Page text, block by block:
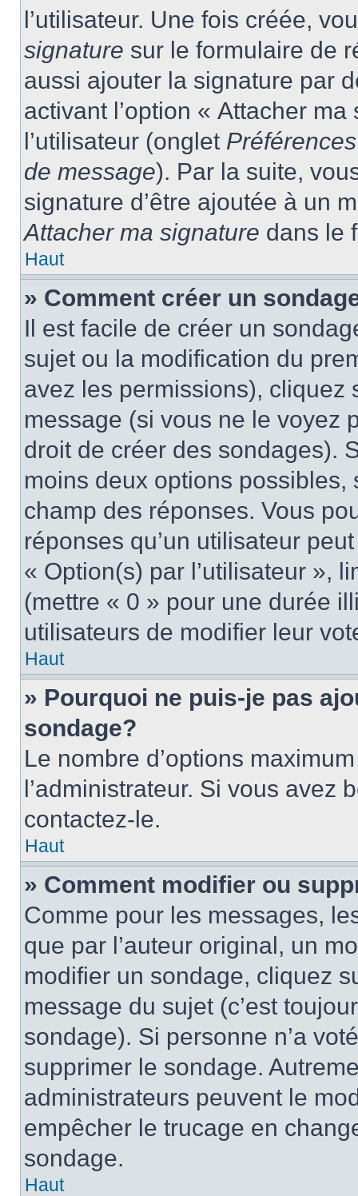
l’utilisateur. Une fois créée,
signature sur le formulaire de
aussi ajouter la signature par
activant l’option « Attacher
l’utilisateur (onglet
de message). Par la suite,
signature d’être ajoutée à un
Attacher ma signature dans le
Haut
» Comment créer un
Il est facile de créer un
sujet ou la modification du
avez les permissions), cliquez
message (si vous ne le voyez
droit de créer des sondages).
moins deux options
champ des réponses. Vous
réponses qu’un utilisateur
« Option(s) par l’utilisateur »,
(mettre « 0 » pour une durée
utilisateurs de modifier leur
Haut
» Pourquoi ne puis-je pas
sondage?
Le nombre d’options
l’administrateur. Si vous avez
contactez-le.
Haut
» Comment modifier ou
Comme pour les messages,
que par l’auteur original, un
modifier un sondage, cliquez
message du sujet (c’est
sondage). Si personne n’a
supprimer le sondage.
administrateurs peuvent le
empêcher le trucage en
sondage.
Haut